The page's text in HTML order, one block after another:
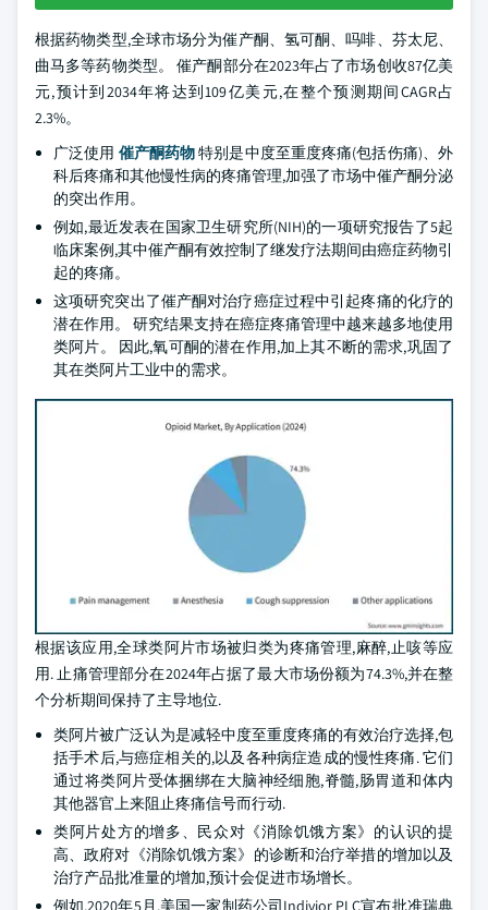
根据药物类型,全球市场分为催产酮、氢可酮、吗啡、芬太尼、
曲马多等药物类型。 催产酮部分在2023年占了市场创收87亿美
元,预计到2034年将达到109亿美元,在整个预测期间CAGR占
2.3%。
广泛使用 催产酮药物特别是中度至重度疼痛(包括伤痛)、外
科后疼痛和其他慢性病的疼痛管理,加强了市场中催产酮分泌
的突出作用。
例如,最近发表在国家卫生研究所(NIH)的一项研究报告了5起
临床案例,其中催产酮有效控制了继发疗法期间由癌症药物引
起的疼痛。
这项研究突出了催产酮对治疗癌症过程中引起疼痛的化疗的
潜在作用。 研究结果支持在癌症疼痛管理中越来越多地使用
类阿片。 因此,氧可酮的潜在作用,加上其不断的需求,巩固了
其在类阿片工业中的需求。
根据该应用,全球类阿片市场被归类为疼痛管理,麻醉,止咳等应
用. 止痛管理部分在2024年占据了最大市场份额为74.3%,并在整
个分析期间保持了主导地位.
类阿片被广泛认为是减轻中度至重度疼痛的有效治疗选择,包
括手术后,与癌症相关的,以及各种病症造成的慢性疼痛. 它们
通过将类阿片受体捆绑在大脑神经细胞,脊髓,肠胃道和体内
其他器官上来阻止疼痛信号而行动.
类阿片处方的增多、民众对《消除饥饿方案》的认识的提
高、政府对《消除饥饿方案》的诊断和治疗举措的增加以及
治疗产品批准量的增加,预计会促进市场增长。
例如,2020年5月,美国一家制药公司Indivior PLC宣布批准瑞典